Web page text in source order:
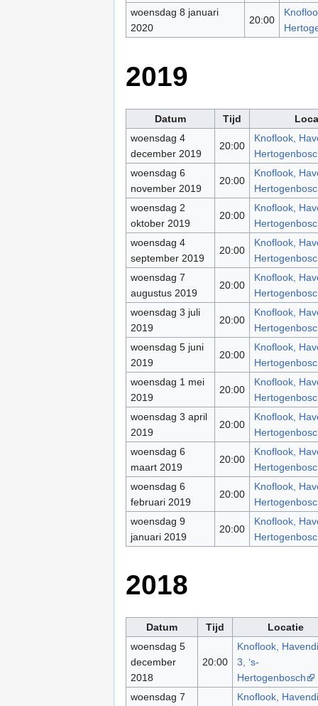
woensdag 8 januari
2020
20:00
2019
Datum Tijd
woensdag 4
december 2019
20:00
Knoflook,
woensdag 6
november 2019
20:00
Knoflook,
woensdag 2
oktober 2019
20:00
Knoflook,
woensdag 4
september 2019
20:00
Knoflook,
woensdag 7
augustus 2019
20:00
Knoflook,
woensdag 3 juli
2019
20:00
Knoflook,
woensdag 5 juni
2019
20:00
Knoflook,
woensdag 1 mei
2019
20:00
Knoflook,
woensdag 3 april
2019
20:00
Knoflook,
woensdag 6
maart 2019
20:00
Knoflook,
woensdag 6
februari 2019
20:00
Knoflook,
woensdag 9
januari 2019
20:00
Knoflook,
2018
Datum Tijd
Locatie
woensdag 5
december
2018
20:00
Knoflook,
3, ‘s-
Hertogenbosch
woensdag 7
Knoflook,